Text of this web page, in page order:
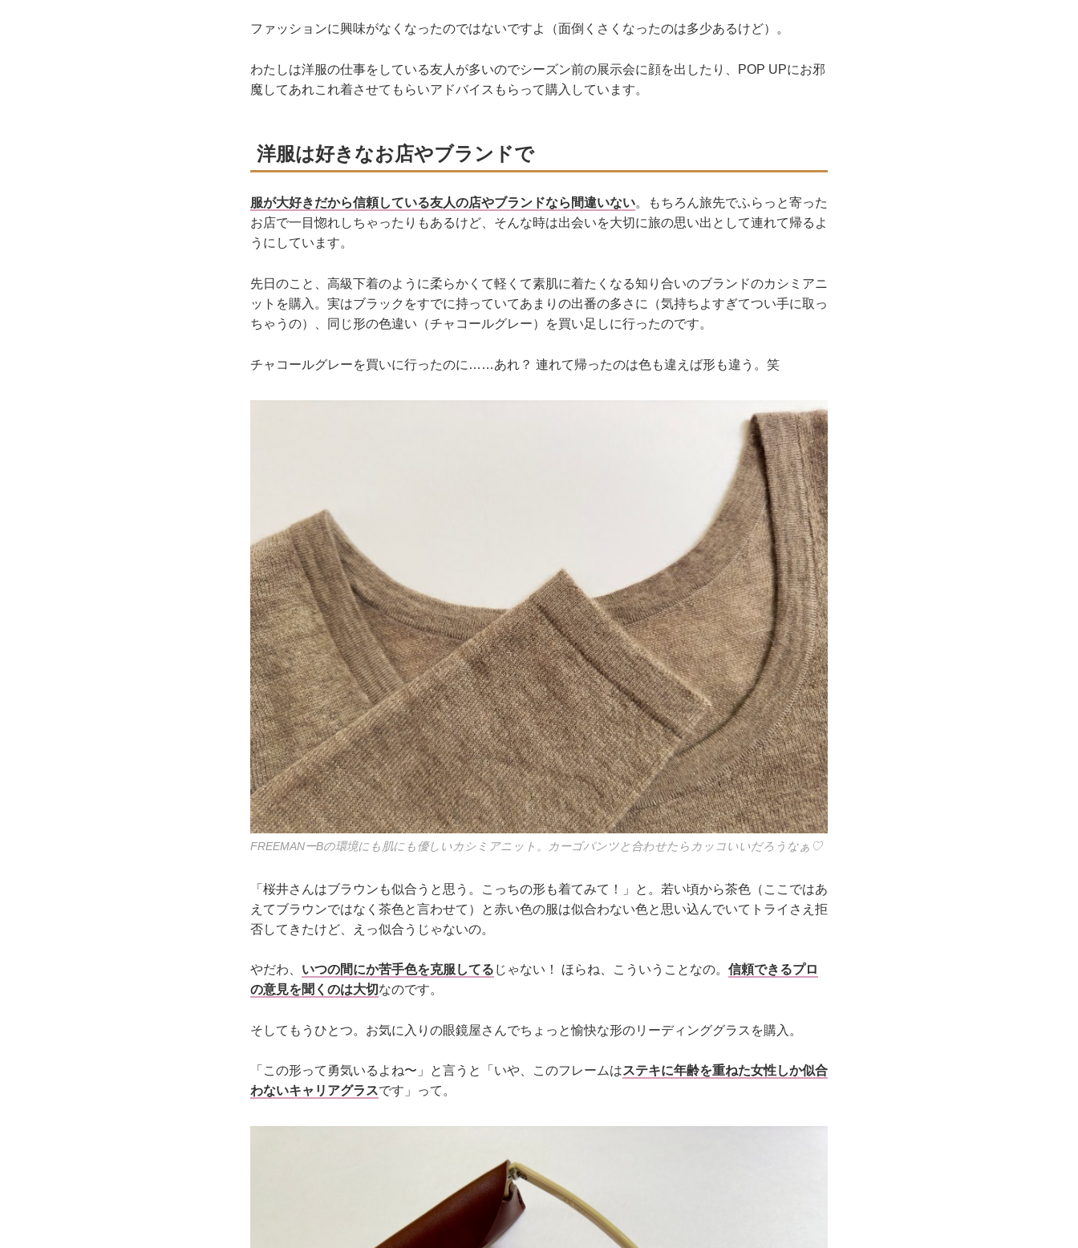
ファッションに興味がなくなったのではないですよ（面倒くさくなったのは多少あるけど）。
わたしは洋服の仕事をしている友人が多いのでシーズン前の展示会に顔を出したり、POP UPにお邪
魔してあれこれ着させてもらいアドバイスもらって購入しています。
洋服は好きなお店やブランドで
服が大好きだから信頼している友人の店やブランドなら間違いない。もちろん旅先でふらっと寄った
お店で一目惚れしちゃったりもあるけど、そんな時は出会いを大切に旅の思い出として連れて帰るよ
うにしています。
先日のこと、高級下着のように柔らかくて軽くて素肌に着たくなる知り合いのブランドのカシミアニ
ットを購入。実はブラックをすでに持っていてあまりの出番の多さに（気持ちよすぎてつい手に取っ
ちゃうの）、同じ形の色違い（チャコールグレー）を買い足しに行ったのです。
チャコールグレーを買いに行ったのに……あれ？ 連れて帰ったのは色も違えば形も違う。笑
FREEMANーBの環境にも肌にも優しいカシミアニット。カーゴパンツと合わせたらカッコいいだろうなぁ♡
「桜井さんはブラウンも似合うと思う。こっちの形も着てみて！」と。若い頃から茶色（ここではあ
えてブラウンではなく茶色と言わせて）と赤い色の服は似合わない色と思い込んでいてトライさえ拒
否してきたけど、えっ似合うじゃないの。
やだわ、 いつの間にか苦手色を克服してる じゃない！ ほらね、こういうことなの。 信頼できるプロ
の意見を聞くのは大切 なのです。
そしてもうひとつ。お気に入りの眼鏡屋さんでちょっと愉快な形のリーディンググラスを購入。
「この形って勇気いるよね〜」と言うと「いや、このフレームはステキに年齢を重ねた女性しか似合
わないキャリアグラスです」って。